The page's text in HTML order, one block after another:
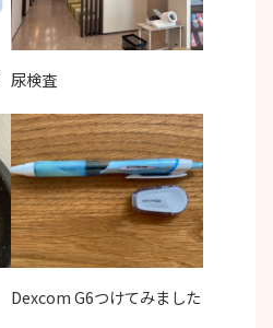
尿検査
Dexcom G6つけてみました